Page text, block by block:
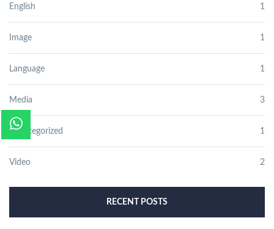
English 1
Image 1
Language 1
Media 3
Uncategorized 1
Video 2
RECENT POSTS